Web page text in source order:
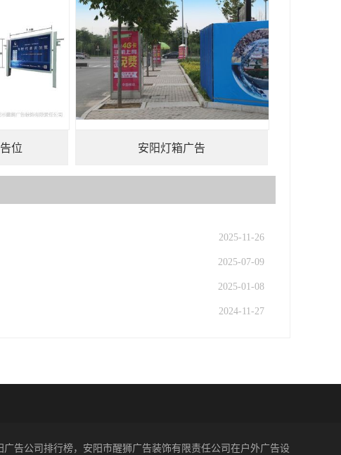
位 安阳灯箱广告
2025-11-26
2025-07-09
2025-01-08
2024-11-27
告公司排行榜，安阳市醒狮广告装饰有限责任公司在户外广告设